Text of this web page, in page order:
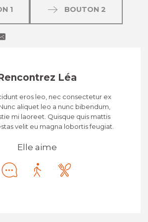
1 BOUTON 2
Léa
eros leo, nec consectetur ex
aliquet leo a nunc bibendum,
mi laoreet. Quisque quis mattis
velit eu magna lobortis feugiat.
Elle aime